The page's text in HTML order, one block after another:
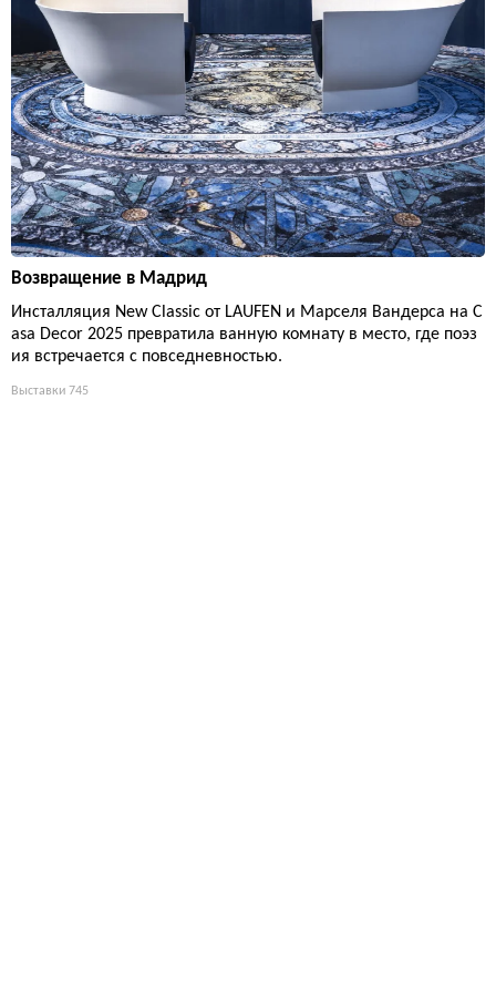
Возвращение в Мадрид
Инсталляция New Classic от LAUFEN и Марселя Вандерса на C
asa Decor 2025 превратила ванную комнату в место, где поэз
ия встречается с повседневностью.
Выставки 745